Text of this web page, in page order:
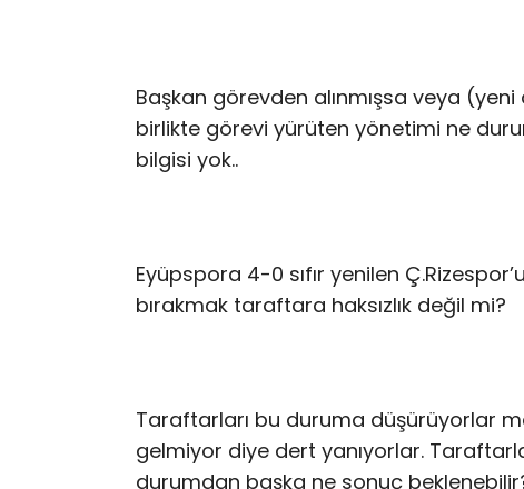
Başkan görevden alınmışsa veya
birlikte görevi yürüten yönetimi ne
bilgisi yok..
Eyüpspora 4-0 sıfır yenilen
bırakmak taraftara haksızlık değil mi?
Taraftarları bu duruma düşürüyorlar
gelmiyor diye dert yanıyorlar.
durumdan başka ne sonuç